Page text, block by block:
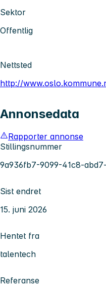
Sektor
Offentlig
Nettsted
http://
Annonsedata
Rapporter annonse
Stillingsnummer
9a936fb7-9099-41c8-
Sist endret
15. juni 2026
Hentet fra
talentech
Referanse